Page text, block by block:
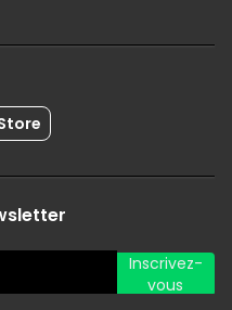
Inscrivez-
vous